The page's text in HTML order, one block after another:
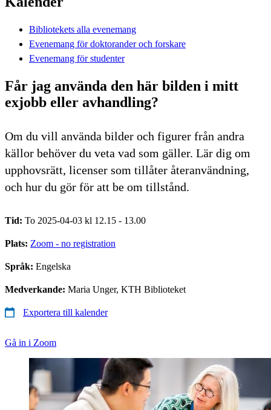
Bibliotekets alla evenemang
Evenemang för doktorander och forskare
Evenemang för studenter
Får jag använda den här bilden i mitt
exjobb eller avhandling?
Om du vill använda bilder och figurer från andra
källor behöver du veta vad som gäller. Lär dig om
upphovsrätt, licenser som tillåter återanvändning,
och hur du gör för att be om tillstånd.
Tid: To 2025-04-03 kl 12.15 - 13.00
Plats: Zoom - no registration
Språk: Engelska
Medverkande: Maria Unger, KTH Biblioteket
Exportera till kalender
Gå in i Zoom